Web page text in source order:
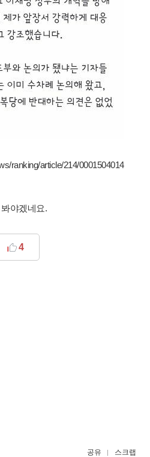
ranking/article/214/0001504014
야겠네요.
4
공유 스크랩